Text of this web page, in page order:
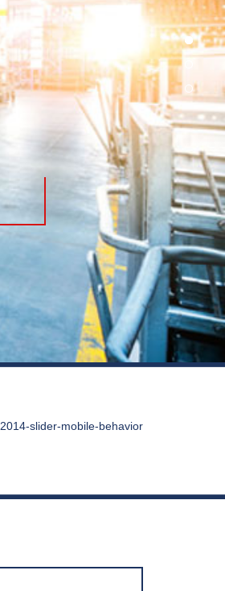
2014-slider-mobile-behavior